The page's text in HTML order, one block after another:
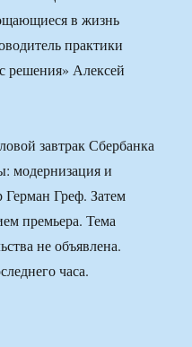
в жизнь
практики
решения» Алексей
завтрак Сбербанка
модернизация и
Герман Греф. Затем
премьера. Тема
не объявлена.
часа.